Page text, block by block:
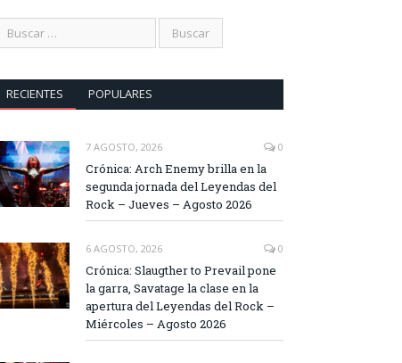
RECIENTES POPULARES
7 AGOSTO, 2026 0
Crónica: Arch Enemy brilla en la
segunda jornada del Leyendas del
Rock – Jueves – Agosto 2026
6 AGOSTO, 2026 0
Crónica: Slaugther to Prevail pone
la garra, Savatage la clase en la
apertura del Leyendas del Rock –
Miércoles – Agosto 2026